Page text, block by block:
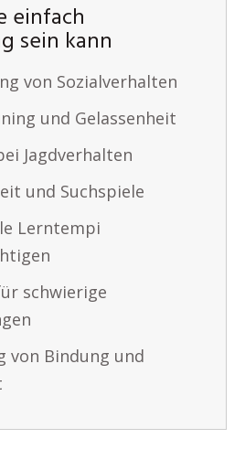
einfach
sein kann
von Sozialverhalten
und Gelassenheit
Jagdverhalten
und Suchspiele
Lerntempi
schwierige
von Bindung und